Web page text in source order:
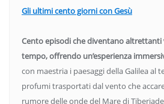
Gli ultimi cento giorni con Gesù
Cento episodi che diventano altrettanti
tempo, offrendo un’esperienza
con maestria i paesaggi della Galilea al
profumi trasportati dal vento che
rumore delle onde del Mare di